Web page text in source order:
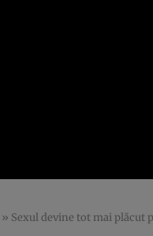
» Sexul devine tot mai plăcut